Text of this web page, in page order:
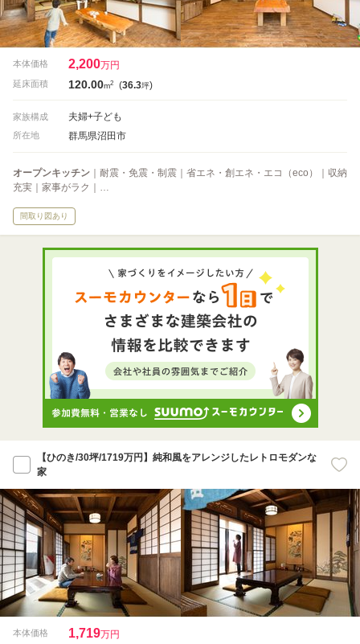
本体価格 2,200万円
延床面積 120.00m2 (36.3坪)
家族構成 夫婦+子ども
所在地 群馬県沼田市
オープンキッチン ｜耐震・免震・制震｜省エネ・創エネ・エコ（eco）｜収納
充実｜家事がラク｜…
間取り図あり
【ひのき/30坪/1719万円】純和風をアレンジしたレトロモダンな
家
本体価格 1,719万円